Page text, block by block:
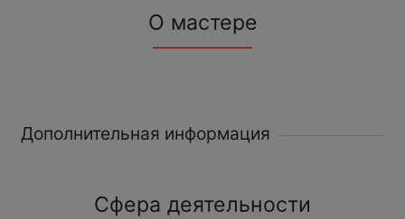
О мастере
Дополнительная информация
Сфера деятельности